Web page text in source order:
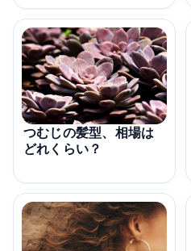
つむじの髪型、相場は
どれくらい？